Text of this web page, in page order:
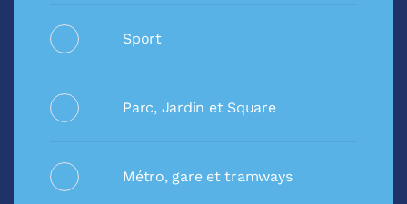
Sport
Parc, Jardin et Square
Métro, gare et tramways